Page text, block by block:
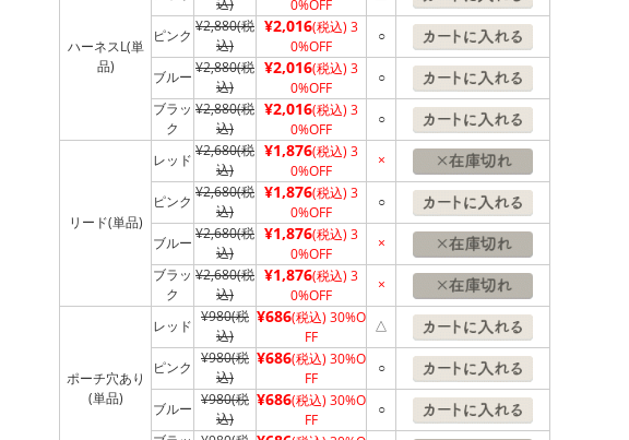
ハーネスL(単
品)
込)
0%OFF
ピンク
¥2,880(税
込)
¥2,016(税込) 3
0%OFF
○
ブルー
¥2,880(税
込)
¥2,016(税込) 3
0%OFF
○
ブラッ
ク
¥2,880(税
込)
¥2,016(税込) 3
0%OFF
○
リード(単品)
レッド
¥2,680(税
込)
¥1,876(税込) 3
0%OFF
×
ピンク
¥2,680(税
込)
¥1,876(税込) 3
0%OFF
○
ブルー
¥2,680(税
込)
¥1,876(税込) 3
0%OFF
×
ブラッ
ク
¥2,680(税
込)
¥1,876(税込) 3
0%OFF
×
ポーチ穴あり
(単品)
レッド
¥980(税
込)
¥686(税込) 30%O
FF
△
ピンク
¥980(税
込)
¥686(税込) 30%O
FF
○
ブルー
¥980(税
込)
¥686(税込) 30%O
FF
○